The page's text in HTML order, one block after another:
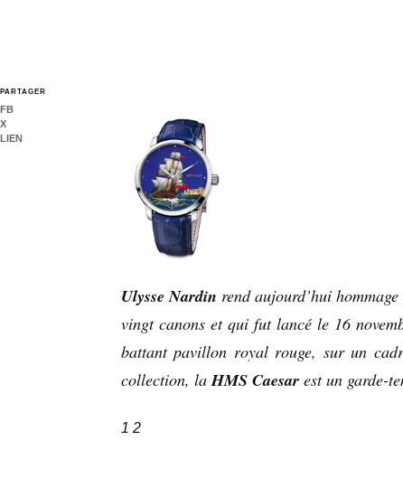
PARTAGER
FB
X
LIEN
Ulysse Nardin rend aujourd’hui
vingt canons et qui fut lancé le 16
battant pavillon royal rouge, sur un
collection, laHMS Caesar est un garde-
1 2